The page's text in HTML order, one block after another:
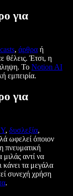
για
, άρθρα ή
θέλεις. Έτσι, η
Το Notion AI
εμπειρία.
για
, δυσλεξία,
ωφελεί όποιον
πνευματική
αντί να
κάνει τα μεγάλα
συνεχή χρήση
.